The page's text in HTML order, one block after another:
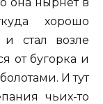
хорошо
и стал возле
от бугорка и
И тут
чьих-то